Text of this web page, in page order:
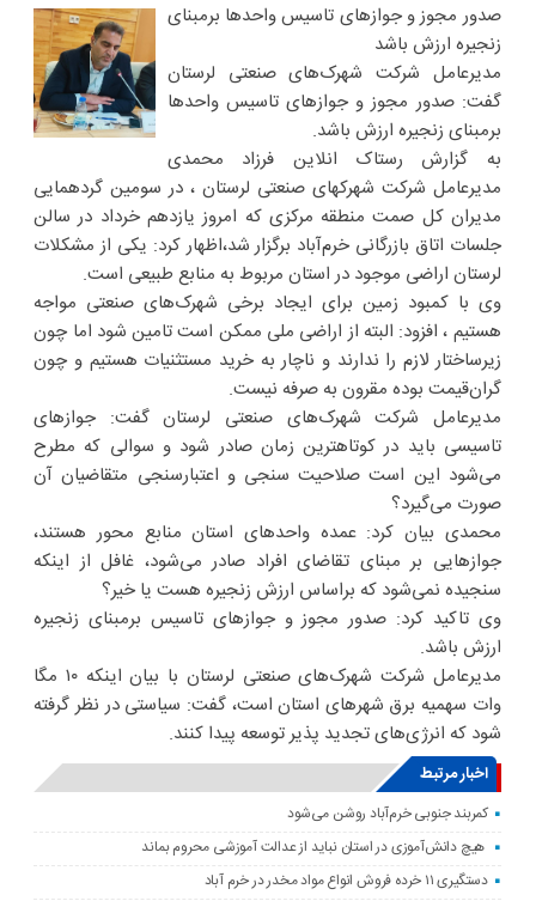
صدور مجوز و جوازهای تاسیس واحدها برمبنای
زنجیره ارزش باشد
مدیرعامل شرکت شهرک‌های صنعتی لرستان
گفت: صدور مجوز و جوازهای تاسیس واحدها
برمبنای زنجیره ارزش باشد.
به گزارش رستاک انلاین فرزاد محمدی
مدیرعامل شرکت شهرکهای صنعتی لرستان ، در سومین گردهمایی
مدیران کل صمت منطقه مرکزی که امروز یازدهم خرداد در سالن
جلسات اتاق بازرگانی خرم‌آباد برگزار شد،اظهار کرد: یکی از مشکلات
لرستان اراضی موجود در استان مربوط به منابع طبیعی است.
وی با کمبود زمین برای ایجاد برخی شهرک‌های صنعتی مواجه
هستیم ، افزود: البته از اراضی ملی ممکن است تامین شود اما چون
زیرساختار لازم را ندارند و ناچار به خرید مستثنیات هستیم و چون
گران‌قیمت بوده مقرون به صرفه نیست.
مدیرعامل شرکت شهرک‌های صنعتی لرستان گفت: جوازهای
تاسیسی باید در کوتاهترین زمان صادر شود و سوالی که مطرح
می‌شود این است صلاحیت سنجی و اعتبارسنجی متقاضیان آن
صورت می‌گیرد؟
محمدی بیان کرد: عمده واحدهای استان منابع محور هستند،
جوازهایی بر مبنای تقاضای افراد صادر می‌شود، غافل از اینکه
سنجیده نمی‌شود که براساس ارزش زنجیره هست یا خیر؟
وی تاکید کرد: صدور مجوز و جوازهای تاسیس برمبنای زنجیره
ارزش باشد.
مدیرعامل شرکت شهرک‌های صنعتی لرستان با بیان اینکه ۱۰ مگا
وات سهمیه برق شهرهای استان است، گفت: سیاستی در نظر گرفته
شود که انرژی‌های تجدید پذیر توسعه پیدا کنند.
اخبار مرتبط
کمربند جنوبی خرم‌‌آباد روشن می‌شود
هیچ دانش‌آموزی در استان نباید از عدالت آموزشی محروم بماند
دستگیری ۱۱ خرده فروش انواع مواد مخدر در خرم آباد